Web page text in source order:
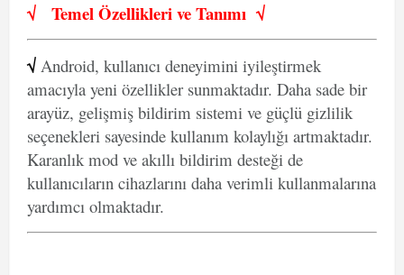
√ Temel Özellikleri veTanımı √
√ Android, kullanıcı deneyimini iyileştirmek
amacıyla yeni özellikler sunmaktadır. Daha sade bir
arayüz, gelişmiş bildirim sistemi ve güçlü gizlilik
seçenekleri sayesinde kullanım kolaylığı artmaktadır.
Karanlık mod ve akıllı bildirim desteği de
kullanıcıların cihazlarını daha verimli kullanmalarına
yardımcı olmaktadır.